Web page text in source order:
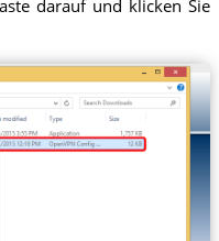
darauf und klicken Sie